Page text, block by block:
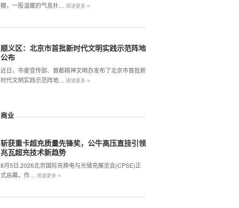
棚，一股温暖的气息扑…
阅读更多 »
顺义区：北京市首批新时代文明实践示范阵地
公布
近日，市委宣传部、首都精神文明办发布了北京市首批新
时代文明实践示范阵地…
阅读更多 »
商业
斩获重卡超充质量先锋奖，公牛高压直挂引领
兆瓦超充技术新趋势
8月5日,2026北京国际充换电与光储充展览会(CPSE)正
式启幕。作…
阅读更多 »